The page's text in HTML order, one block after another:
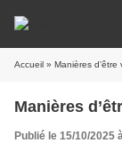
Accueil » Manières d’être
Manières
Publié le 15/10/2025